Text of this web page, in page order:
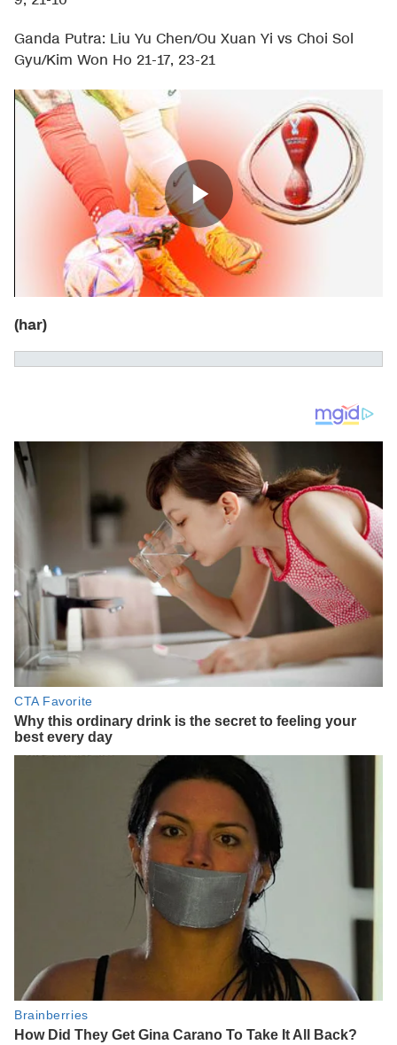
Ganda Putra: Liu Yu Chen/Ou Xuan Yi vs Choi Sol
Gyu/Kim Won Ho 21-17, 23-21
(har)